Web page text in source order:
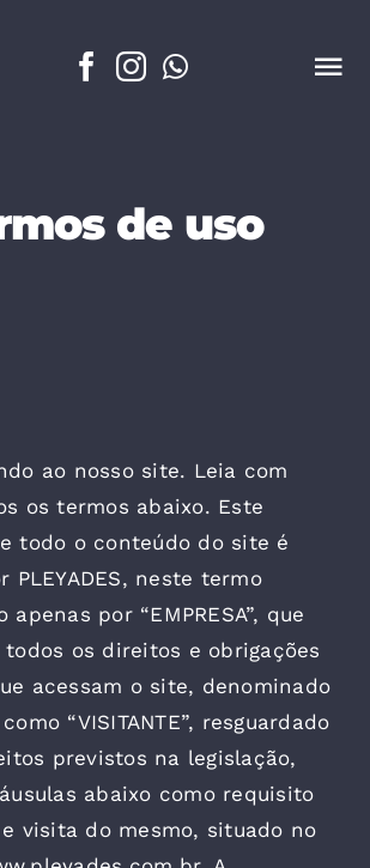
Equipamentosde uso
ao nosso site. Leia com
os termos abaixo. Este
todo o conteúdo do site é
PLEYADES, neste termo
por “EMPRESA”, que
todos os direitos e obrigações
acessam o site, denominado
“VISITANTE”, resguardado
previstos na legislação,
abaixo como requisito
visita do mesmo, situado no